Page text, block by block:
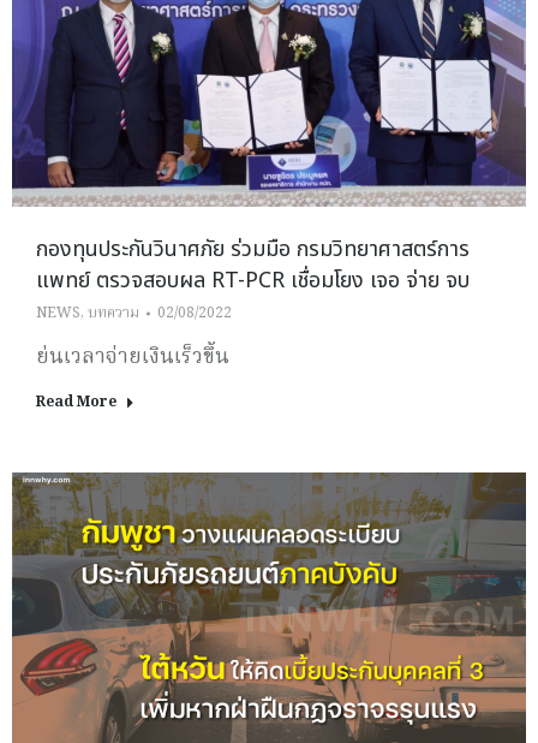
กองทุนประกันวินาศภัย ร่วมมือ กรมวิทยาศาสตร์การ
แพทย์ ตรวจสอบผล RT-PCR เชื่อมโยง เจอ จ่าย จบ
NEWS, บทความ 02/08/2022
ย่นเวลาจ่ายเงินเร็วขึ้น
Read More